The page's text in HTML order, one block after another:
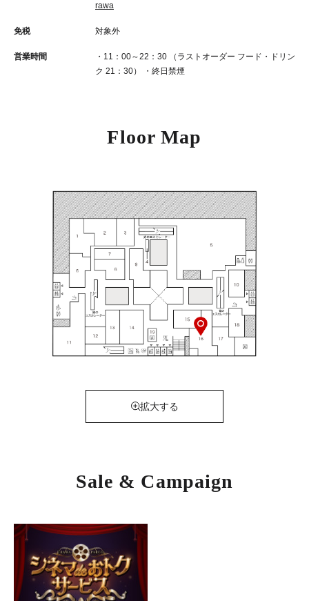
rawa
免税 対象外
営業時間
・11：00～22：30 （ラストオーダー フード・ドリン
ク 21：30） ・終日禁煙
Floor Map
拡大する
Sale & Campaign